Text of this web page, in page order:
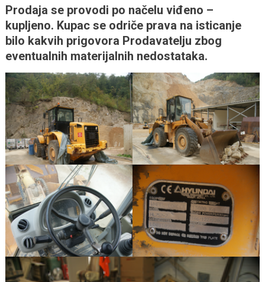
Prodaja se provodi po načelu viđeno –
kupljeno. Kupac se odriče prava na isticanje
bilo kakvih prigovora Prodavatelju zbog
eventualnih materijalnih nedostataka.